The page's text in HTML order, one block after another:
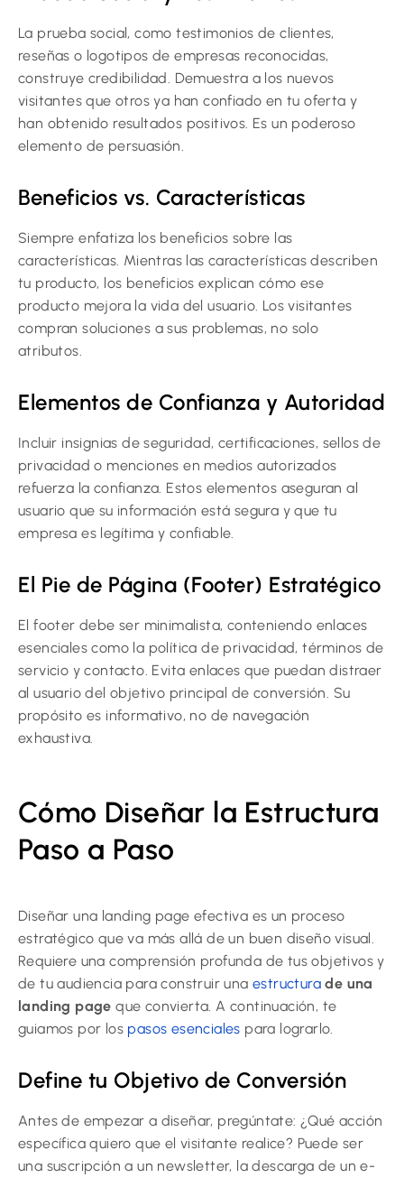
La prueba social, como testimonios de clientes,
reseñas o logotipos de empresas reconocidas,
construye credibilidad. Demuestra a los nuevos
visitantes que otros ya han confiado en tu oferta y
han obtenido resultados positivos. Es un poderoso
elemento de persuasión.
Beneficios vs. Características
Siempre enfatiza los beneficios sobre las
características. Mientras las características describen
tu producto, los beneficios explican cómo ese
producto mejora la vida del usuario. Los visitantes
compran soluciones a sus problemas, no solo
atributos.
Elementos de Confianza y Autoridad
Incluir insignias de seguridad, certificaciones, sellos de
privacidad o menciones en medios autorizados
refuerza la confianza. Estos elementos aseguran al
usuario que su información está segura y que tu
empresa es legítima y confiable.
El Pie de Página (Footer) Estratégico
El footer debe ser minimalista, conteniendo enlaces
esenciales como la política de privacidad, términos de
servicio y contacto. Evita enlaces que puedan distraer
al usuario del objetivo principal de conversión. Su
propósito es informativo, no de navegación
exhaustiva.
Cómo Diseñar la Estructura
Paso a Paso
Diseñar una landing page efectiva es un proceso
estratégico que va más allá de un buen diseño visual.
Requiere una comprensión profunda de tus objetivos y
de tu audiencia para construir una estructura de una
landing page que convierta. A continuación, te
guiamos por los pasos esenciales para lograrlo.
Define tu Objetivo de Conversión
Antes de empezar a diseñar, pregúntate: ¿Qué acción
específica quiero que el visitante realice? Puede ser
una suscripción a un newsletter, la descarga de un e-